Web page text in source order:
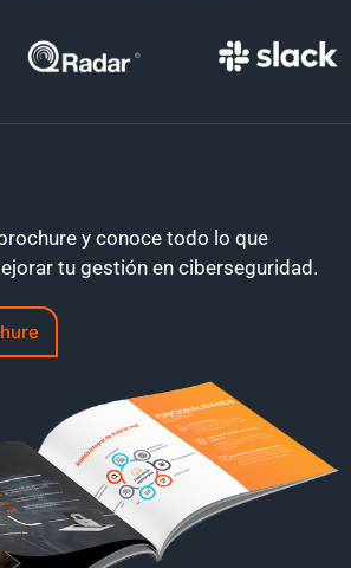
y conoce todo lo que
tu gestión en ciberseguridad.